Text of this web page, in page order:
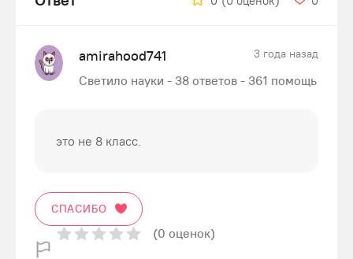
amirahood741 3 года назад
Светило науки - 38 ответов - 361 помощь
это не 8 класс.
СПАСИБО
(0 оценок)